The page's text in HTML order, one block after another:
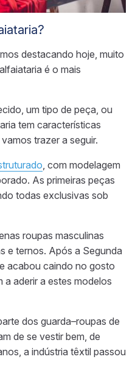
destacando hoje, muito
é o mais
um tipo de peça, ou
tem características
trazer a seguir.
, com modelagem
As primeiras peças
todas exclusivas sob
roupas masculinas
e ternos. Após a Segunda
acabou caindo no gosto
a aderir a estes modelos
dos guarda–roupas de
de se vestir bem, de
a indústria têxtil passou